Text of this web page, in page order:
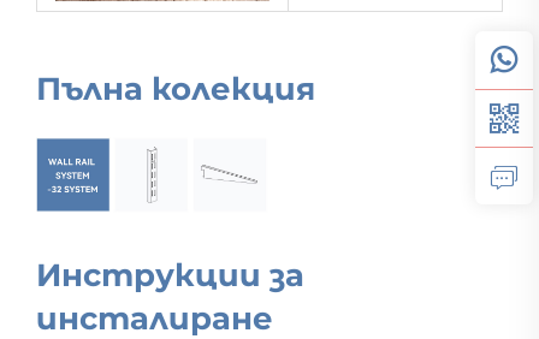
Пълна колекция
Инструкции за
инсталиране